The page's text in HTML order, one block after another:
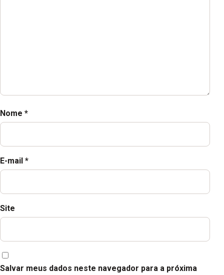
Nome *
E-mail *
Site
Salvar meus dados neste navegador para a próxima